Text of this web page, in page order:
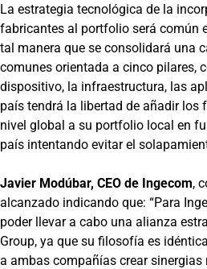
La estrategia tecnológica de la
fabricantes al portfolio será común
tal manera que se consolidará una
comunes orientada a cinco pilares,
dispositivo, la infraestructura, las
país tendrá la libertad de añadir los
nivel global a su portfolio local en
país intentando evitar el
Javier Modúbar, CEO de Ingecom,
alcanzado indicando que: “Para
poder llevar a cabo una alianza
Group, ya que su filosofía es
a ambas compañías crear sinergias